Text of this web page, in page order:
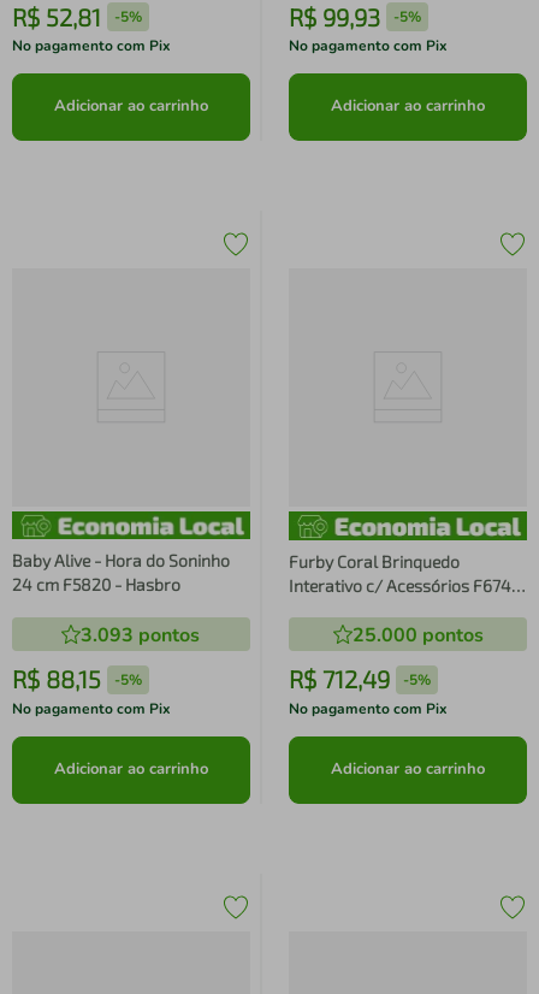
R$ 52,81 -5%
No pagamento com Pix
Adicionar ao carrinho
R$ 99,93 -5%
No pagamento com Pix
Adicionar ao carrinho
Baby Alive - Hora do Soninho
24 cm F5820 - Hasbro
3.093 pontos
R$ 88,15 -5%
No pagamento com Pix
Adicionar ao carrinho
Furby Coral Brinquedo
Interativo c/ Acessórios F6744
25.000 pontos
R$ 712,49 -5%
No pagamento com Pix
Adicionar ao carrinho